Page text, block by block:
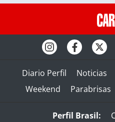
Diario Perfil Noticias
Weekend
Parabrisas
Perfil Brasil: